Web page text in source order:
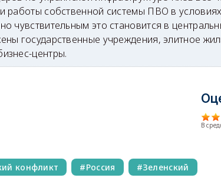
работы собственной системы ПВО в
чувствительным это становится в
государственные учреждения, элитное
центры.
В
конфликт Россия Зеленский